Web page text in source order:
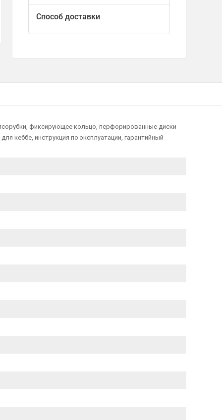
Способ доставки
фиксирующее кольцо, перфорированные диски
кеббе, инструкция по эксплуатации, гарантийный